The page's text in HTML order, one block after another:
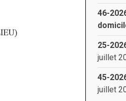
46-
25-
juillet
45-
juillet